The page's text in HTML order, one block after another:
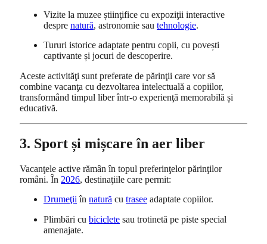
Vizite la muzee știinţifice cu expoziţii interactive
despre natură, astronomie sau tehnologie.
Tururi istorice adaptate pentru copii, cu povești
captivante și jocuri de descoperire.
Aceste activităţi sunt preferate de părinţii care vor să
combine vacanţa cu dezvoltarea intelectuală a copiilor,
transformând timpul liber într-o experienţă memorabilă și
educativă.
3. Sport și mișcare în aer liber
Vacanţele active rămân în topul preferinţelor părinţilor
români. În 2026, destinaţiile care permit:
Drumeţiiîn natură cu trasee adaptate copiilor.
Plimbări cu biciclete sau trotinetă pe piste special
amenajate.